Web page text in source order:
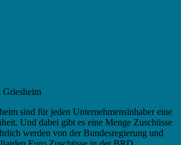
Griesheim
sind für jeden Unternehmensinhaber eine
Und dabei gibt es eine Menge Zuschüsse
werden von der Bundesregierung und